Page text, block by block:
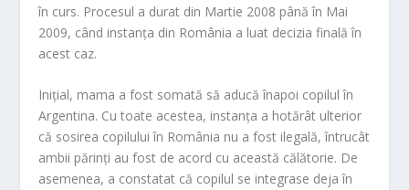
în curs. Procesul a durat din Martie 2008 până în Mai
2009, când instanţa din România a luat decizia finală în
acest caz.
Iniţial, mama a fost somată să aducă înapoi copilul în
Argentina. Cu toate acestea, instanţa a hotărât ulterior
că sosirea copilului în România nu a fost ilegală, întrucât
ambii părinţi au fost de acord cu această călătorie. De
asemenea, a constatat că copilul se integrase deja în